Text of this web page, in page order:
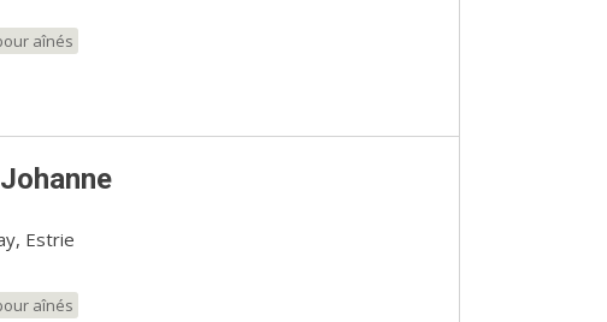
aînés
Estrie
aînés